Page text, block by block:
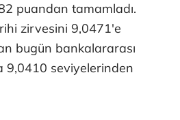
puandan tamamladı.
zirvesini 9,0471'e
bugün bankalararası
9,0410 seviyelerinden